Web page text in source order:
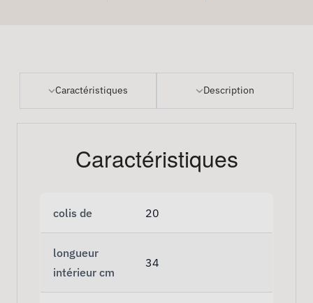
Caractéristiques Description
Caractéristiques
colis de 20
longueur
intérieur cm
34